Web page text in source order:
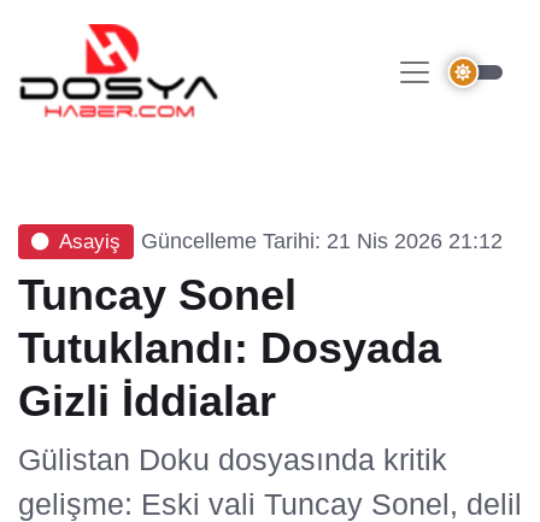
Asayiş Güncelleme Tarihi: 21 Nis 2026 21:12
Tuncay Sonel
Tutuklandı: Dosyada
Gizli İddialar
Gülistan Doku dosyasında kritik
gelişme: Eski vali Tuncay Sonel, delil